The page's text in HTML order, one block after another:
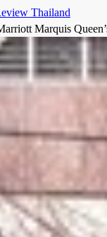
Thailand
Marquis